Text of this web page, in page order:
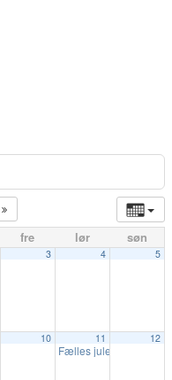
fre lør søn
3 4 5
10 11
Fælles julefrokost 11.
12